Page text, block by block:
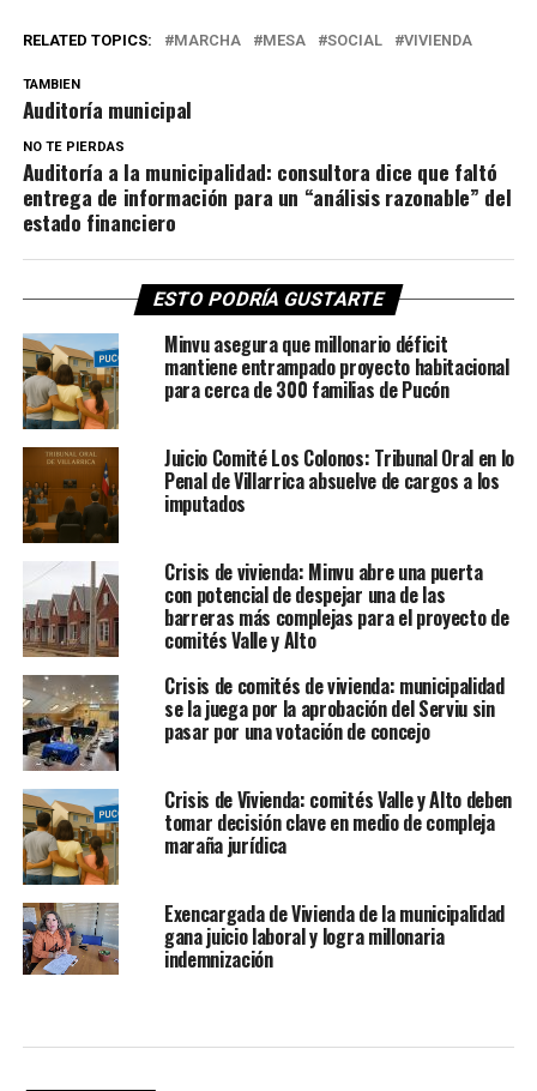
RELATED TOPICS: MARCHA MESA SOCIAL VIVIENDA
TAMBIEN
Auditoría municipal
NO TE PIERDAS
Auditoría a la municipalidad: consultora dice que faltó
entrega de información para un “análisis razonable” del
estado financiero
ESTO PODRÍA GUSTARTE
Minvu asegura que millonario déficit
mantiene entrampado proyecto habitacional
para cerca de 300 familias de Pucón
Juicio Comité Los Colonos: Tribunal Oral en lo
Penal de Villarrica absuelve de cargos a los
imputados
Crisis de vivienda: Minvu abre una puerta
con potencial de despejar una de las
barreras más complejas para el proyecto de
comités Valle y Alto
Crisis de comités de vivienda: municipalidad
se la juega por la aprobación del Serviu sin
pasar por una votación de concejo
Crisis de Vivienda: comités Valle y Alto deben
tomar decisión clave en medio de compleja
maraña jurídica
Exencargada de Vivienda de la municipalidad
gana juicio laboral y logra millonaria
indemnización